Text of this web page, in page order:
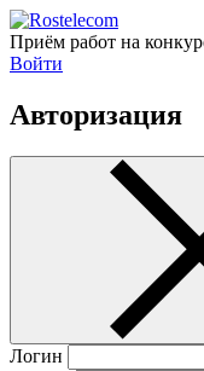
Приём работ на
Войти
Авторизация
Логин